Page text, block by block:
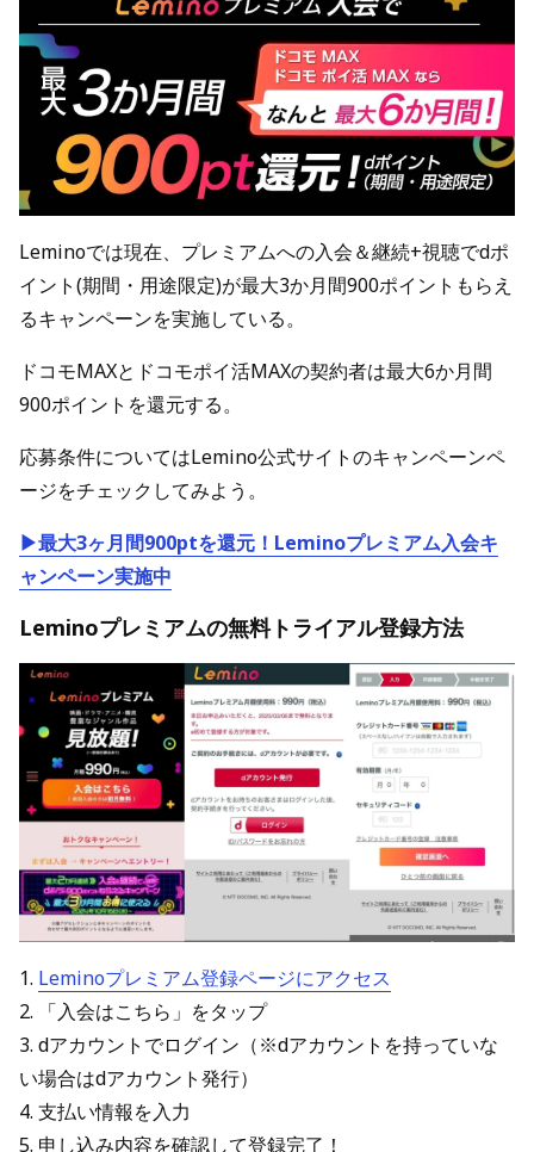
Leminoでは現在、プレミアムへの入会＆継続+視聴でdポ
イント(期間・用途限定)が最大3か月間900ポイントもらえ
るキャンペーンを実施している。
ドコモMAXとドコモポイ活MAXの契約者は最大6か月間
900ポイントを還元する。
応募条件についてはLemino公式サイトのキャンペーンペ
ージをチェックしてみよう。
▶最大3ヶ月間900ptを還元！Leminoプレミアム入会キ
ャンペーン実施中
Leminoプレミアムの無料トライアル登録方法
1. Leminoプレミアム登録ページにアクセス
2. 「入会はこちら」をタップ
3. dアカウントでログイン（※dアカウントを持っていな
い場合はdアカウント発行）
4. 支払い情報を入力
5. 申し込み内容を確認して登録完了！